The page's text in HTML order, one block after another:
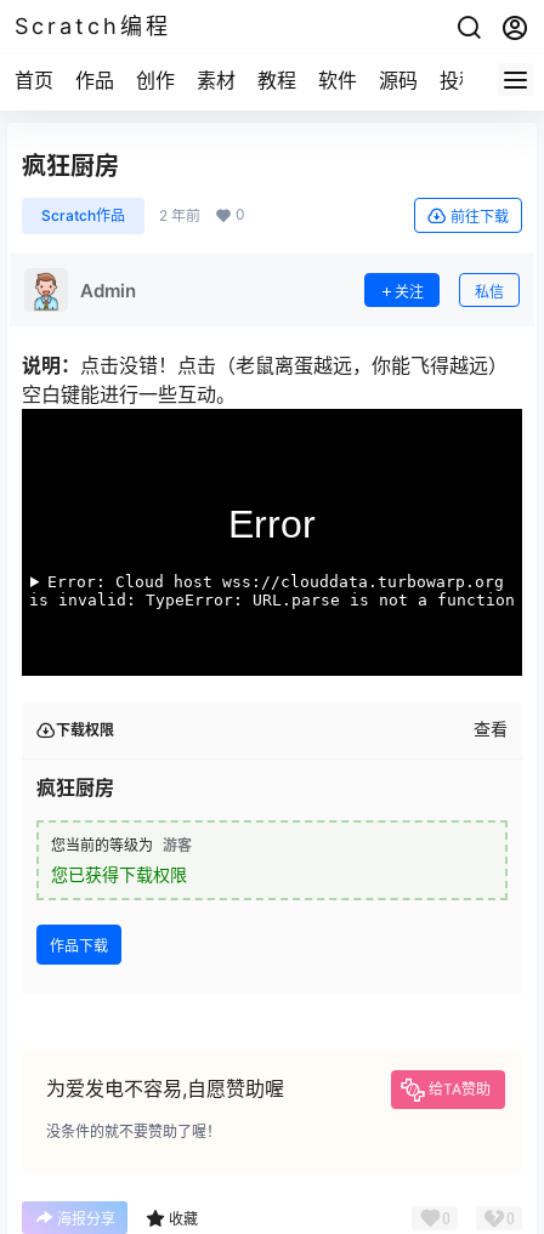
Scratch编程
首页 作品 创作 素材 教程 软件 源码 投稿 关于
疯狂厨房
Scratch作品 2 年前 0 前往下载
Admin 关注 私信
说明： 点击没错！点击（老鼠离蛋越远，你能飞得越远）
空白键能进行一些互动。
下载权限 查看
疯狂厨房
您当前的等级为 游客
您已获得下载权限
作品下载
为爱发电不容易,自愿赞助喔 给TA赞助
没条件的就不要赞助了喔！
海报分享 收藏 0 0